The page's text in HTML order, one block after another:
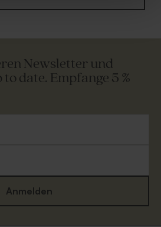
Newsletter und
date. Empfange 5 %
Anmelden